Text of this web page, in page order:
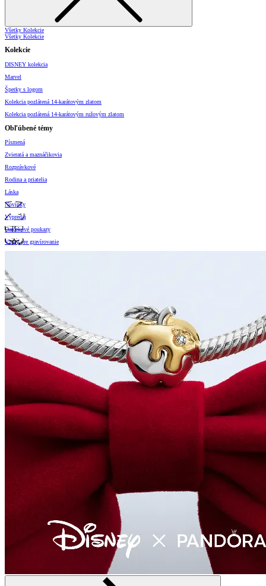
Všetky Kolekcie
Všetky Kolekcie
Kolekcie
DISNEY kolekcia
Marvel
Šperky s logom
Kolekcia pozlátená 14-karátovým zlatom
Kolekcia pozlátená 14-karátovým ružovým zlatom
Obľúbené témy
Písmená
Zvieratá a maznáčikovia
Rozprávkové
Rodina a priatelia
Láska
Novinky
Výpredaj
Darčekové poukazy
Vzory pre gravírovanie